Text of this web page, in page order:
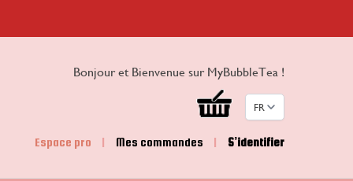
Bonjour et Bienvenue sur MyBubbleTea !
FR
Espace pro | Mes commandes | S’identifier